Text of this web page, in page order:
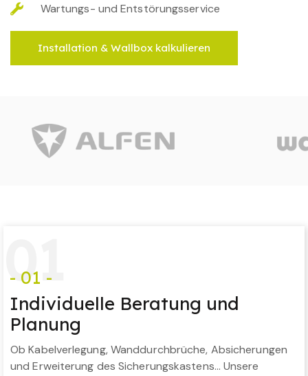
Wartungs- und Entstörungsservice
Installation & Wallbox kalkulieren
01
- 01 -
Individuelle Beratung und
Planung
Ob Kabelverlegung, Wanddurchbrüche, Absicherungen
und Erweiterung des Sicherungskastens… Unsere